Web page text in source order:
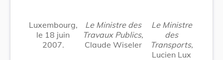
Luxembourg,
le 18 juin
2007.
Le Ministre des
Travaux Publics,
Claude Wiseler
Le Ministre
des
Transports,
Lucien Lux